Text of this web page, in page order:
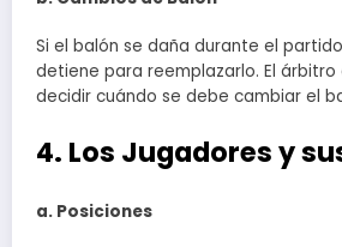
Si el balón se daña durante el
detiene para reemplazarlo. El
decidir cuándo se debe cambiar el
4. Los Jugadores y
a. Posiciones